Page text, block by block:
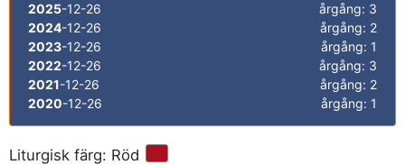
2025-12-26
årgång: 3
2024-12-26
årgång: 2
2023-12-26
årgång: 1
2022-12-26
årgång: 3
2021-12-26
årgång: 2
2020-12-26 årgång: 1
Liturgisk färg: Röd